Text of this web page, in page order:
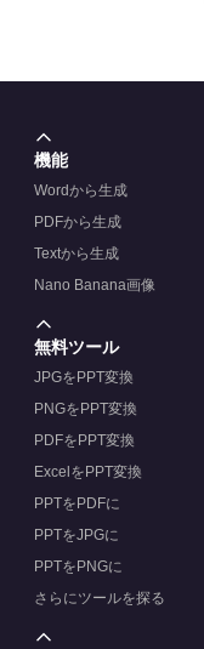
機能
Wordから生成
PDFから生成
Textから生成
Nano Banana画像
無料ツール
JPGをPPT変換
PNGをPPT変換
PDFをPPT変換
ExcelをPPT変換
PPTをPDFに
PPTをJPGに
PPTをPNGに
さらにツールを探る